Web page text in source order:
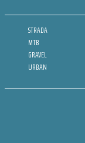
STRADA
MTB
GRAVEL
URBAN